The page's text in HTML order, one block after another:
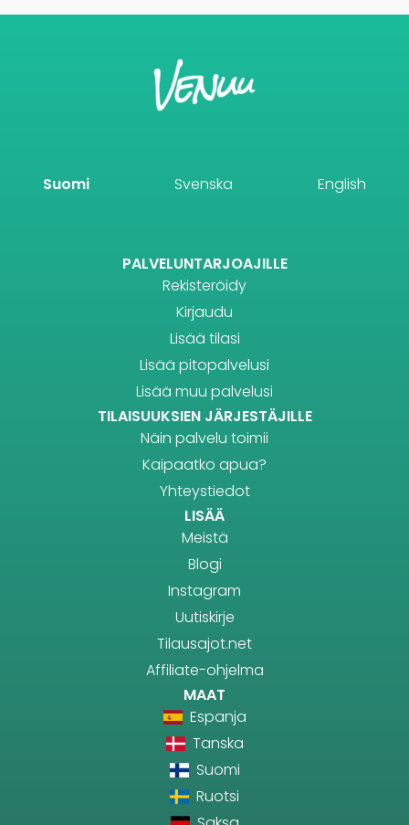
Suomi Svenska English
PALVELUNTARJOAJILLE
Rekisteröidy
Kirjaudu
Lisää tilasi
Lisää pitopalvelusi
Lisää muu palvelusi
TILAISUUKSIEN JÄRJESTÄJILLE
Näin palvelu toimii
Kaipaatko apua?
Yhteystiedot
LISÄÄ
Meistä
Blogi
Instagram
Uutiskirje
Tilausajot.net
Affiliate-ohjelma
MAAT
Espanja
Tanska
Suomi
Ruotsi